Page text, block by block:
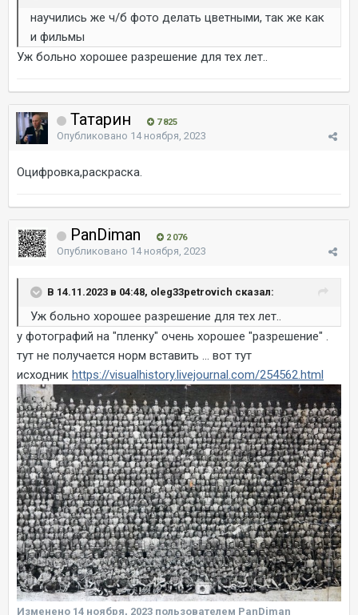
научились же ч/б фото делать цветными, так же как
и фильмы
Уж больно хорошее разрешение для тех лет..
Татарин 7 825
Опубликовано 14 ноября, 2023
Оцифровка,раскраска.
PanDiman 2 076
Опубликовано 14 ноября, 2023
В 14.11.2023 в 04:48, oleg33petrovich сказал:
Уж больно хорошее разрешение для тех лет..
у фотографий на "пленку" очень хорошее "разрешение" .
тут не получается норм вставить ... вот тут
исходник https://visualhistory.livejournal.com/254562.html
Изменено 14 ноября, 2023 пользователем PanDiman